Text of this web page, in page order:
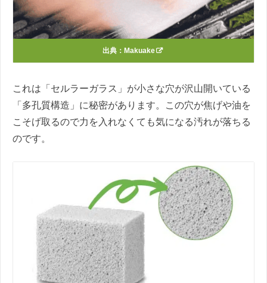
出典： Makuake
これは「セルラーガラス」が小さな穴が沢山開いている
「多孔質構造」に秘密があります。この穴が焦げや油を
こそげ取るので力を入れなくても気になる汚れが落ちる
のです。